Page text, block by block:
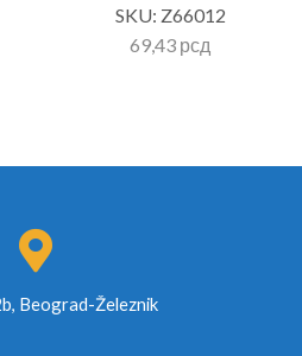
SKU: Z66012
69,43 рсд
Beograd-Železnik